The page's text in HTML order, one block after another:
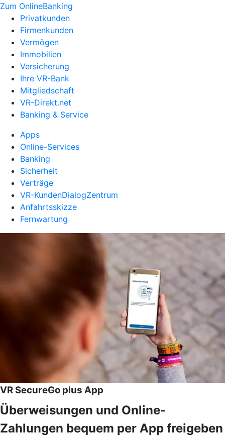
Zum OnlineBanking
Privatkunden
Firmenkunden
Vermögen
Immobilien
Versicherung
Ihre VR-Bank
Mitgliedschaft
VR-Direkt.net
Banking & Service
Apps
Online-Services
Banking
Sicherheit
Verträge
VR-KundenDialogZentrum
Anfahrtsskizze
Fernwartung
VR SecureGo plus App
Überweisungen und Online-
Zahlungen bequem per App freigeben